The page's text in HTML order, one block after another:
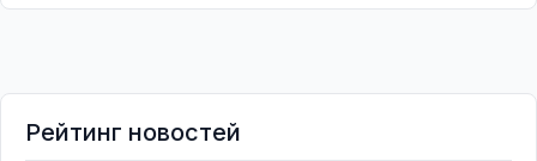
Рейтинг новостей